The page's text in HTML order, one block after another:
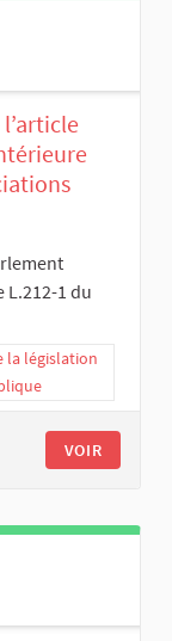
L.212-1 du
la législation
VOIR